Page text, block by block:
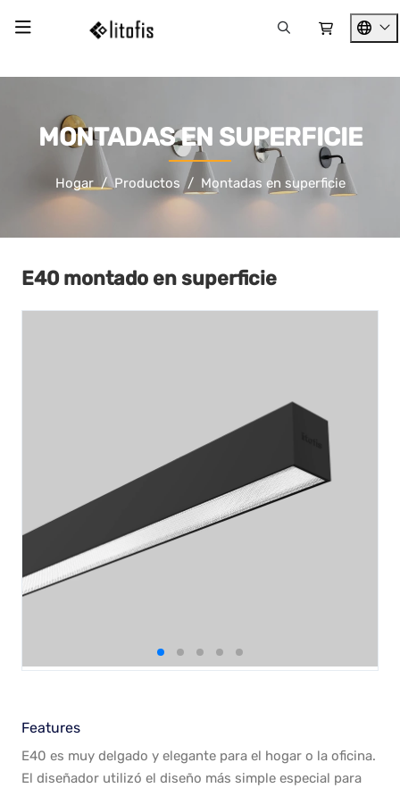
MONTADAS EN SUPERFICIE
Hogar Productos Montadas en superficie
E40 montado en superficie
Features
E40 es muy delgado y elegante para el hogar o la oficina.
El diseñador utilizó el diseño más simple especial para